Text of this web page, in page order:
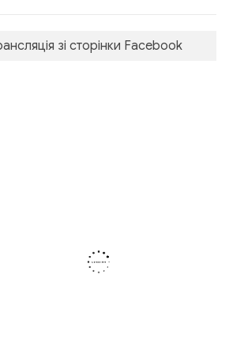
зі сторінки Facebook